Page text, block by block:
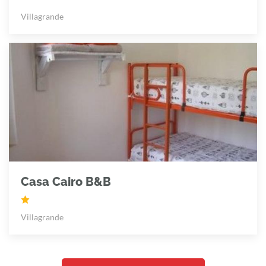
Villagrande
Casa Cairo B&B
Villagrande